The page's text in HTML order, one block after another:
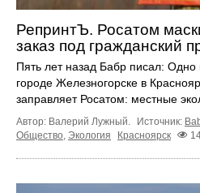
РепринтЪ. Росатом
заказ под гражданский
Пять лет назад Бабр писал: Одно
городе Железногорске в
заправляет Росатом: местные
Автор: Валерий Лужный. Источник:
Общество, Экология Красноярск